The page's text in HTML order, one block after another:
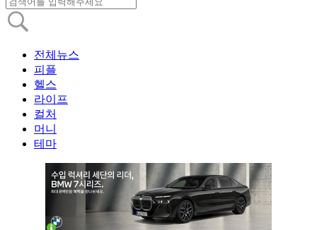
전체뉴스
피플
헬스
라이프
컬처
머니
테마